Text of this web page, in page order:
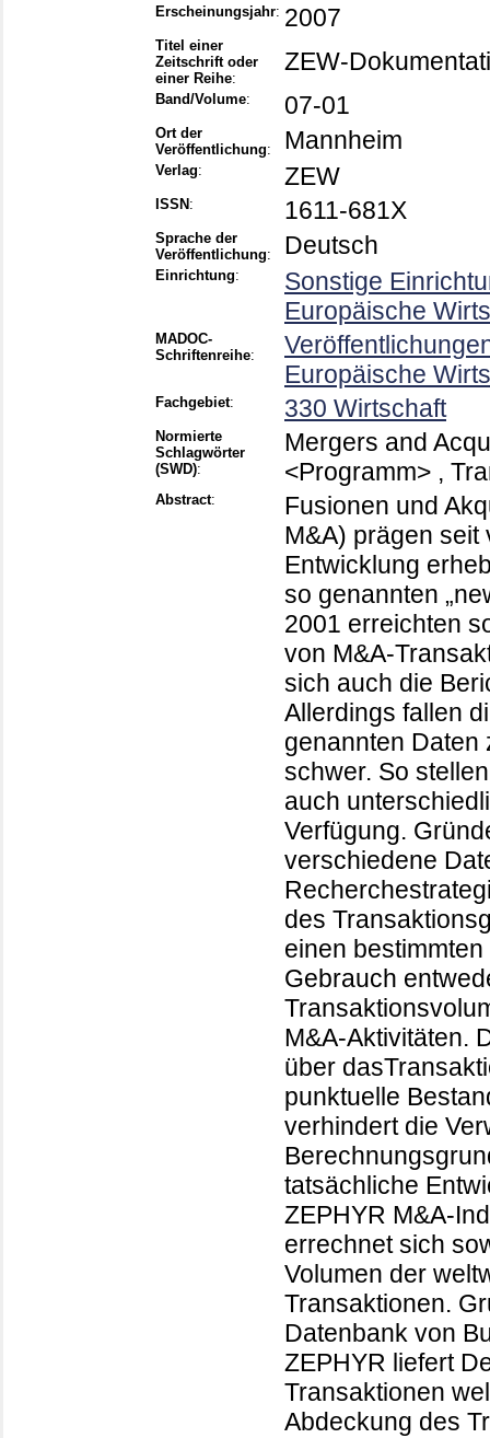
Erscheinungsjahr: 2007
Titel einer
Zeitschrift oder
einer Reihe:
ZEW-
Band/Volume: 07-01
Ort der
Veröffentlichung: Mannheim
Verlag: ZEW
ISSN : 1611-681X
Sprache der
Veröffentlichung: Deutsch
Einrichtung:
Sonstige
Europäische
MADOC-
Schriftenreihe:
Europäische
Fachgebiet: 330 Wirtschaft
Normierte
Schlagwörter
(SWD):
Mergers and
<Programm> ,
Abstract:
Fusionen und
M&A) prägen
Entwicklung
so genannten
2001 erreichten
von M&A-
sich auch die
Allerdings fallen
genannten Daten
schwer. So
auch
Verfügung.
verschiedene
des
einen
Gebrauch
M&A-Aktivitäten.
über
punktuelle
verhindert die
tatsächliche
ZEPHYR M&A-
errechnet sich
Volumen der
Transaktionen.
Datenbank von
ZEPHYR liefert
Transaktionen
Abdeckung des